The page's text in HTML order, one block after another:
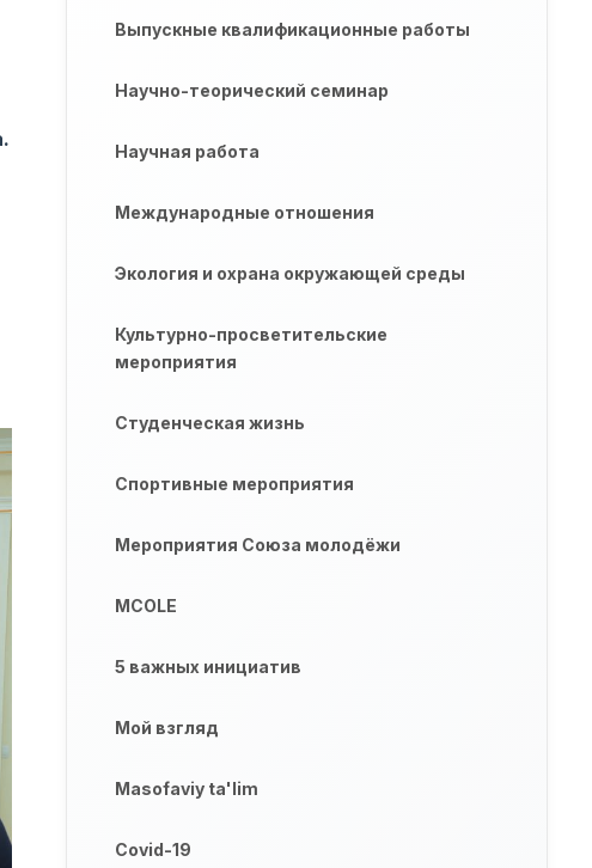
Выпускные квалификационные работы
Научно-теорический семинар
Научная работа
Международные отношения
Экология и охрана окружающей среды
Культурно-просветительские
мероприятия
Студенческая жизнь
Спортивные мероприятия
Мероприятия Союза молодёжи
MCOLE
5 важных инициатив
Мой взгляд
Masofaviy ta'lim
Covid-19